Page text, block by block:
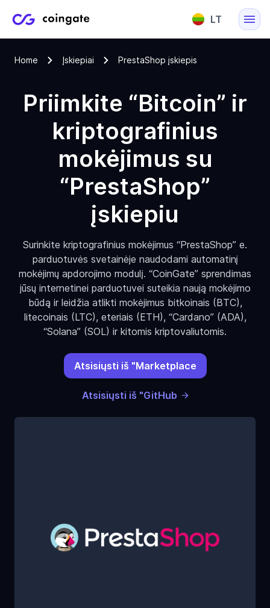
LT
Home Įskiepiai PrestaShop įskiepis
Priimkite “Bitcoin” ir
kriptografinius
mokėjimus su
“PrestaShop”
įskiepiu
Surinkite kriptografinius mokėjimus “PrestaShop” e.
parduotuvės svetainėje naudodami automatinį
mokėjimų apdorojimo modulį. “CoinGate” sprendimas
jūsų internetinei parduotuvei suteikia naują mokėjimo
būdą ir leidžia atlikti mokėjimus bitkoinais (BTC),
litecoinais (LTC), eteriais (ETH), “Cardano” (ADA),
“Solana” (SOL) ir kitomis kriptovaliutomis.
Atsisiųsti iš "Marketplace
Atsisiųsti iš "GitHub